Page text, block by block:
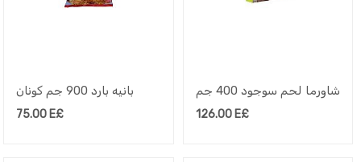
بانيه بارد 900 جم كونان
75.00E£
شاورما لحم سوجود 400 جم
126.00E£